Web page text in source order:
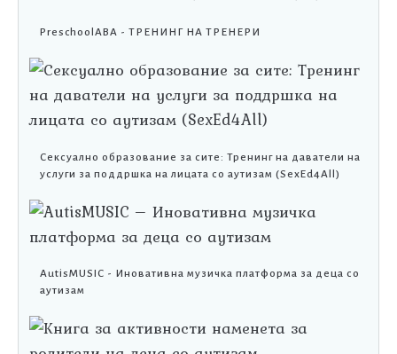
PreschoolABA - ТРЕНИНГ НА ТРЕНЕРИ
Сексуално образование за сите: Тренинг на даватели на
услуги за поддршка на лицата со аутизам (SexEd4All)
AutisMUSIC - Иновативна музичка платформа за деца со
аутизам